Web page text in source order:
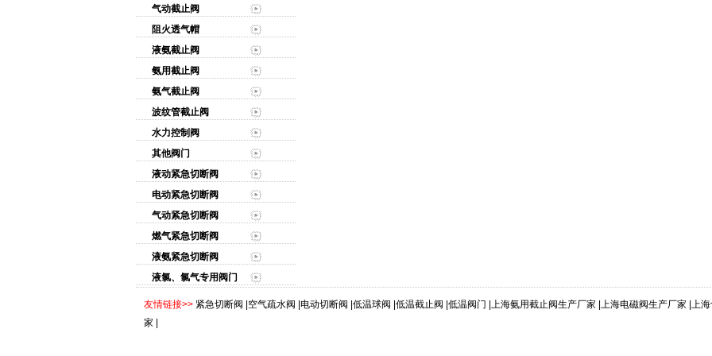
气动截止阀
阻火透气帽
液氨截止阀
氨用截止阀
氨气截止阀
波纹管截止阀
水力控制阀
其他阀门
液动紧急切断阀
电动紧急切断阀
气动紧急切断阀
燃气紧急切断阀
液氨紧急切断阀
液氯、氯气专用阀门
友情链接>> 紧急切断阀 空气疏水阀 电动切断阀 低温球阀 低温截止阀 低温阀门 上海氨用截止阀生产厂家 上海电磁阀生产厂家 上
家